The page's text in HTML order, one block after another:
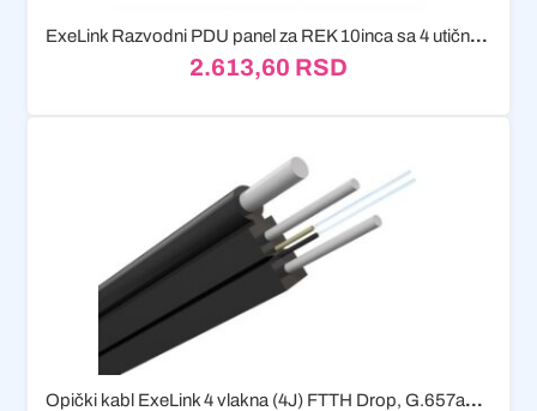
ExeLink Razvodni PDU panel za REK 10inca sa 4 utičnih...
2.613,60 RSD
Opički kabl ExeLink 4 vlakna (4J) FTTH Drop, G.657a1, 1km...